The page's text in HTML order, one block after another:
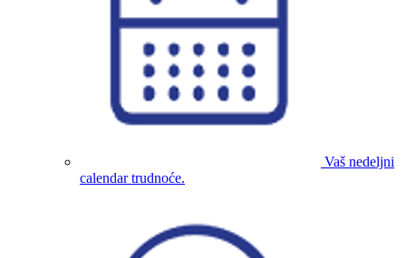
Vaš nedeljni
calendar trudnoće.